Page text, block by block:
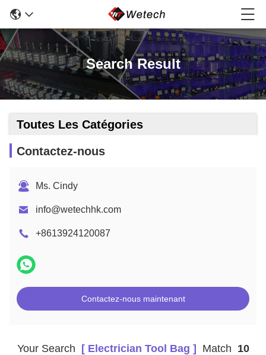
Search Result
Toutes Les Catégories
Contactez-nous
Ms. Cindy
info@wetechhk.com
+8613924120087
Contactez-nous maintenant
Your Search [ Electrician Tool Bag ] Match 10